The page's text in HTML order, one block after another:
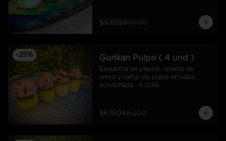
$5.625$7.500
-25% Gunkan Pulpo ( 4 und )
Envueltos en pepino, relleno de
arroz y tartar de pulpo en salsa
acevichada.  4 Unid.
$6.150$8.200